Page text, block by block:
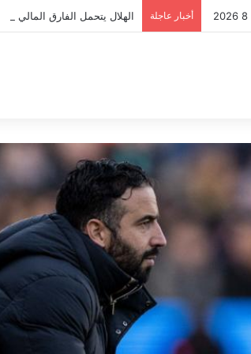
أخبار عاجلة الهلال يتحمل الفارق المالي